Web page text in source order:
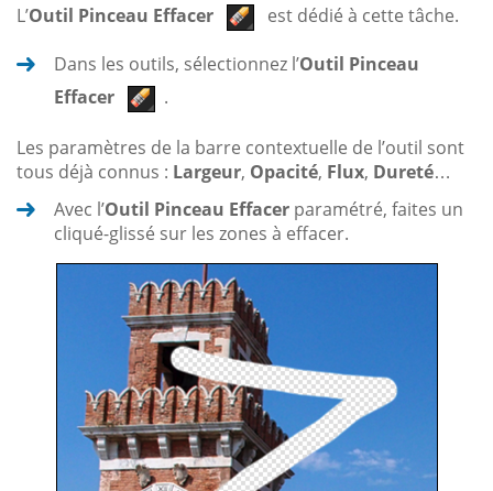
L’Outil Pinceau Effacer
est dédié à cette tâche.
Dans les outils, sélectionnez l’Outil Pinceau
Effacer
.
Les paramètres de la barre contextuelle de l’outil sont
tous déjà connus : Largeur, Opacité, Flux, Dureté…
Avec l’Outil Pinceau Effacer paramétré, faites un
cliqué-glissé sur les zones à effacer.